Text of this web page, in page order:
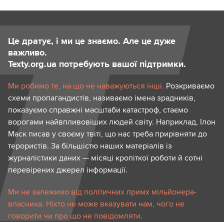
Це дратує, і ми це знаємо. Але це дуже
важливо.
Texty.org.ua потребують вашої підтримки.
Ми робимо те, на що не наважуються інші. Розкриваємо
схеми пропагандистів, називаємо імена зрадників,
показуємо справжні масштаби катастроф, стаємо
ворогами найвпливовіших людей світу. Наприклад, Ілон
Маск писав у своєму твіті, що нас треба прирівняти до
терористів. За більшістю наших матеріалів із
журналістики даних — місяці кропіткої роботи й сотні
перевірених джерел інформації.
Ми не залежимо від політичних примх мільйонера-
власника. Ніхто не може вказувати нам, чого не
говорити чи про що не повідомляти.